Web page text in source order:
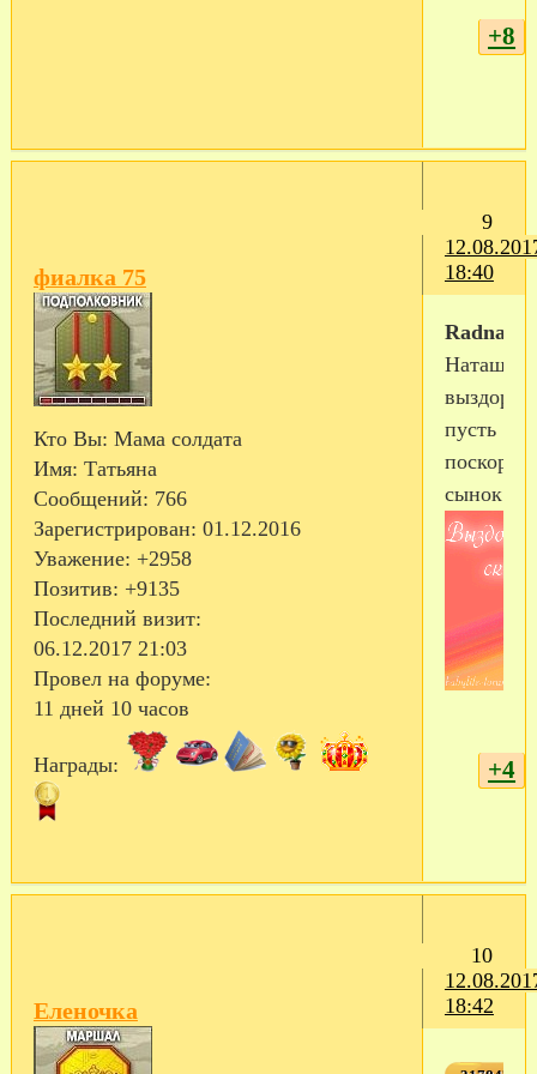
+8
9
18:40
фиалка 75
Кто Вы: Мама солдата
Имя: Татьяна
Сообщений: 766
Зарегистрирован: 01.12.2016
Уважение: +2958
Позитив: +9135
Последний визит:
06.12.2017 21:03
Провел на форуме:
11 дней 10 часов
Награды:
Radnatali
Наташа,
пусть
поскорее
сынок!!!
+4
10
18:42
Еленочка